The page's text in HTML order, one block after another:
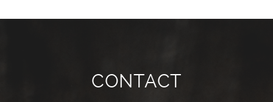
CONTACT